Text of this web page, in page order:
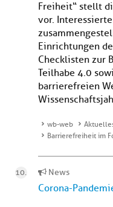
Freiheit“ stellt
vor.
Einrichtungen
Checklisten zur
Teilhabe 4.0
barrierefreien
wb-web
Barrierefreiheit im
News
Corona-